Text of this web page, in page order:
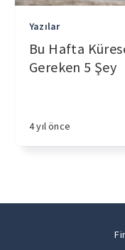
Yazılar
Bu Hafta
Gereken 5 Şey
4 yıl önce